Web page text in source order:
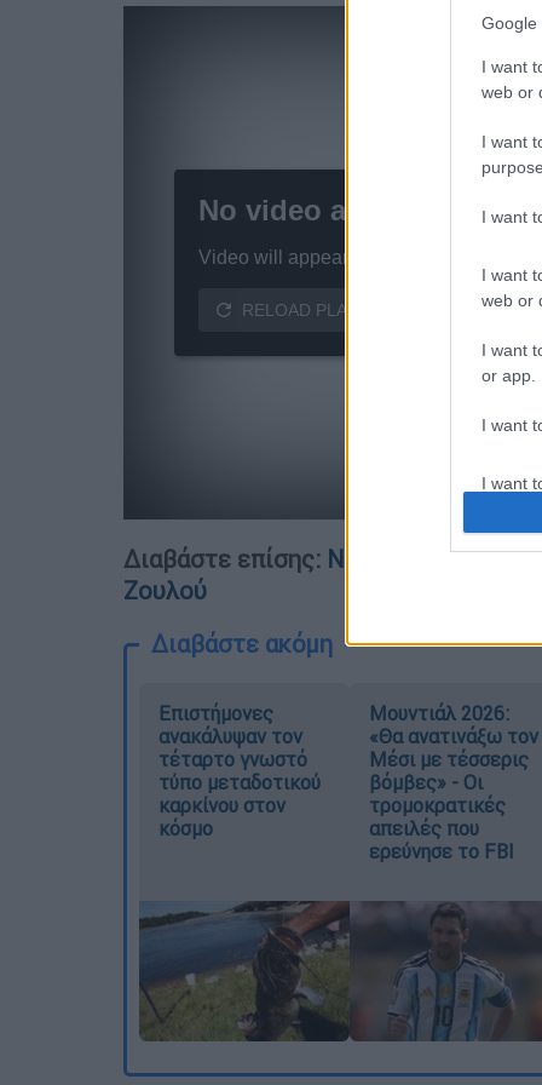
Google
I want
web or
I want
I want
I want
web or
I want
or app.
I want
I want
Διαβάστε επίσης: Νότια Αφρική:
Ζουλού
Διαβάστε ακόμη
Επιστήμονες
ανακάλυψαν τον
τέταρτο γνωστό
τύπο μεταδοτικού
καρκίνου στον
κόσμο
Μουντιάλ 2026:
«Θα ανατινάξω τον
Μέσι με τέσσερις
βόμβες» - Οι
τρομοκρατικές
απειλές που
ερεύνησε το FBI